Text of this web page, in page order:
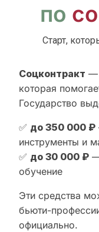
по
Старт,
Соцконтракт —
которая
Государство
✅ до 350 000 ₽
инструменты и
✅ до 30 000 ₽
обучение
Эти средства
бьюти-
официально.